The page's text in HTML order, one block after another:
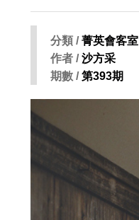
分類 /菁英會客室
作者 /沙方采
期數 /第393期